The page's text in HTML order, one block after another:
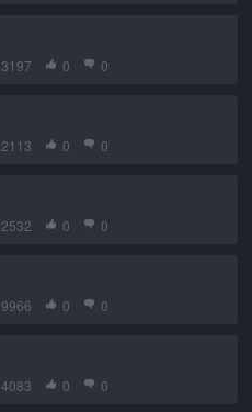
3197 0 0
2113 0 0
2532 0 0
9966 0 0
4083 0 0